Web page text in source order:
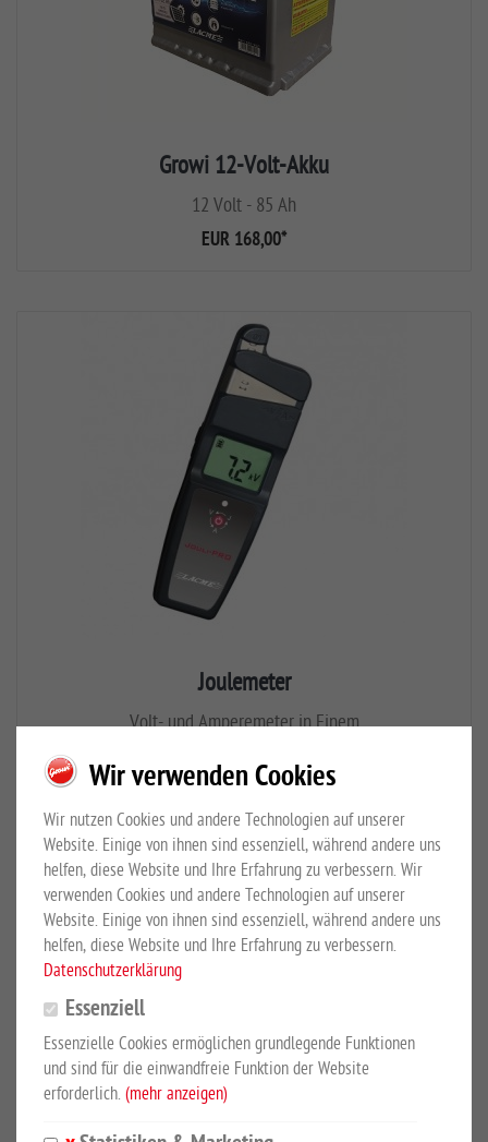
Growi 12-Volt-Akku
12 Volt - 85 Ah
EUR 168,00*
Joulemeter
Volt- und Amperemeter in Einem
Wir verwenden Cookies
Wir nutzen Cookies und andere Technologien auf unserer
Website. Einige von ihnen sind essenziell, während andere uns
helfen, diese Website und Ihre Erfahrung zu verbessern. Wir
verwenden Cookies und andere Technologien auf unserer
Website. Einige von ihnen sind essenziell, während andere uns
helfen, diese Website und Ihre Erfahrung zu verbessern.
Datenschutzerklärung
Essenziell
Essenzielle Cookies ermöglichen grundlegende Funktionen
und sind für die einwandfreie Funktion der Website
erforderlich. (mehr anzeigen)